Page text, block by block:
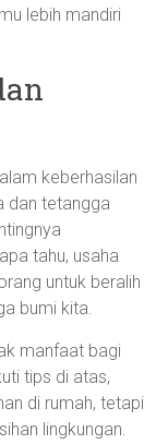
lebih mandiri
keberhasilan
dan tetangga
tahu, usaha
untuk beralih
bumi kita.
manfaat bagi
tips di atas,
di rumah, tetapi
lingkungan.